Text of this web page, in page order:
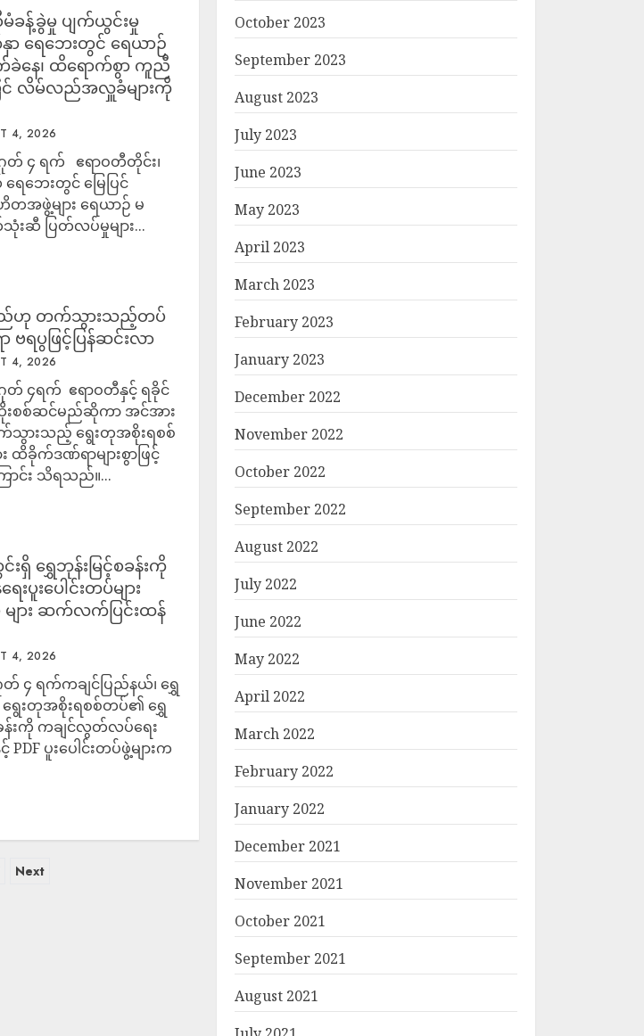
ခန့်ခွဲမှု ပျက်ယွင်းမှု
ာ ရေဘေးတွင် ရေယာဉ်
နေ၊ ထိရောက်စွာ ကူညီ
င် လိမ်လည်အလှူခံများကို
4, 2026
၄ ရက် ဧရာဝတီတိုင်း၊
ေဘေးတွင် မြေပြင်
ဖွဲ့များ ရေယာဉ် မ
ဆီ ပြတ်လပ်မှုများ...
ည်ဟု တက်သွားသည့်တပ်
ဗရပွဖြင့်ပြန်ဆင်းလာ
4, 2026
၄ရက် ‎ ‎ဧရာဝတီနှင့် ရခိုင်
စစ်ဆင်မည်ဆိုကာ အင်အား
သွားသည့် ရွေးတုအစိုးရစစ်
ထိခိုက်ဒဏ်ရာများစွာဖြင့်
ောင်း သိရသည်။...
ရွှေဘုန်းမြင့်စခန်းကို
ပူးပေါင်းတပ်များ
ျား ဆက်လက်ပြင်းထန်
4, 2026
၄ ရက်‎‎ကချင်ပြည်နယ်၊ ရွှေ
ေးတုအစိုးရစစ်တပ်၏ ရွှေ
ခန်းကို ကချင်လွတ်လပ်ရေး
ပူးပေါင်းတပ်ဖွဲ့များက
Next
October 2023
September 2023
August 2023
July 2023
June 2023
May 2023
April 2023
March 2023
February 2023
January 2023
December 2022
November 2022
October 2022
September 2022
August 2022
July 2022
June 2022
May 2022
April 2022
March 2022
February 2022
January 2022
December 2021
November 2021
October 2021
September 2021
August 2021